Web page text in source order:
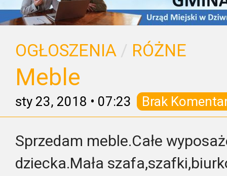
OGŁOSZENIA / RÓŻNE
Meble
sty 23, 2018 • 07:23 Brak
Sprzedam meble.Całe
dziecka.Mała